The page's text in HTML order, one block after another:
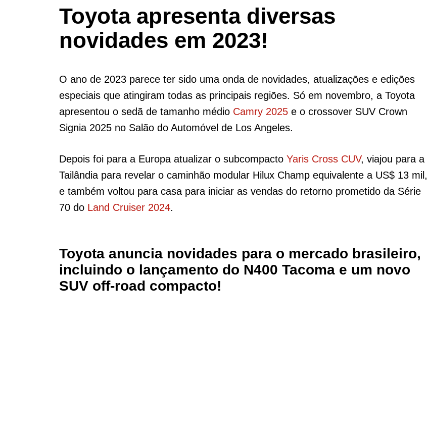
Toyota apresenta diversas
novidades em 2023!
O ano de 2023 parece ter sido uma onda de novidades, atualizações e edições
especiais que atingiram todas as principais regiões. Só em novembro, a Toyota
apresentou o sedã de tamanho médio Camry 2025 e o crossover SUV Crown
Signia 2025 no Salão do Automóvel de Los Angeles.
Depois foi para a Europa atualizar o subcompacto Yaris Cross CUV, viajou para a
Tailândia para revelar o caminhão modular Hilux Champ equivalente a US$ 13 mil,
e também voltou para casa para iniciar as vendas do retorno prometido da Série
70 do Land Cruiser 2024.
Toyota anuncia novidades para o mercado brasileiro,
incluindo o lançamento do N400 Tacoma e um novo
SUV off-road compacto!